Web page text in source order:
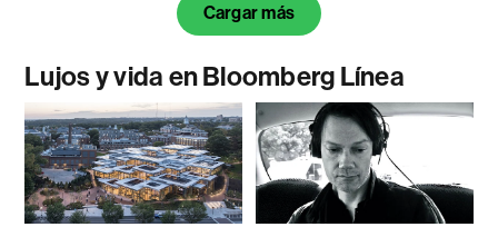
Cargar más
Lujos y vida en Bloomberg Línea